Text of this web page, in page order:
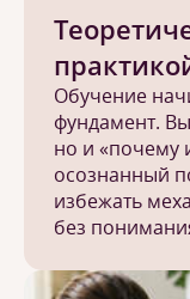
Обучение
фундамент. Вы
но и «почему
осознанный
избежать
без